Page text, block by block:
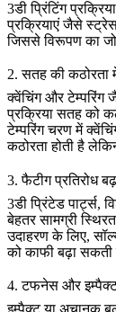
3डी प्रिंटिंग
प्रक्रियाएं जैसे
जिससे विरूपण का
2.सतह की कठोरता
क्वेंचिंगऔरटेम्परिंग
प्रक्रिया सतह को
टेम्परिंग चरण में
कठोरता होती है
3.फैटीग प्रतिरोध
3डी प्रिंटेड
बेहतर सामग्री
उदाहरण के लिए,
को काफी बढ़ा सकती
4.टफनेस और इम्पैक्ट
इम्पैक्ट या अचानक